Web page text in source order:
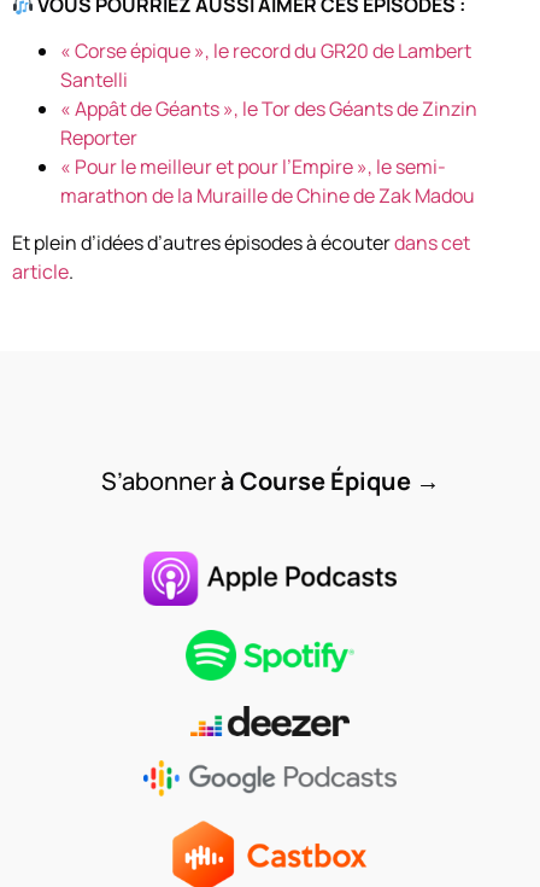
« Corse épique », le record du GR20 de Lambert
Santelli
« Appât de Géants », le Tor des Géants de Zinzin
Reporter
« Pour le meilleur et pour l’Empire », le semi-
marathon de la Muraille de Chine de Zak Madou
Et plein d’idées d’autres épisodes à écouterdans cet
article.
S’abonnerà Course Épique →